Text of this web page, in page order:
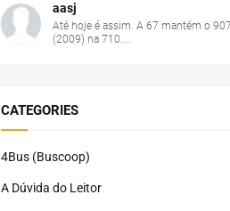
aasj
Até hoje é assim. A 67 mantém o 907
(2009) na 710....
CATEGORIES
4Bus (Buscoop)
A Dúvida do Leitor